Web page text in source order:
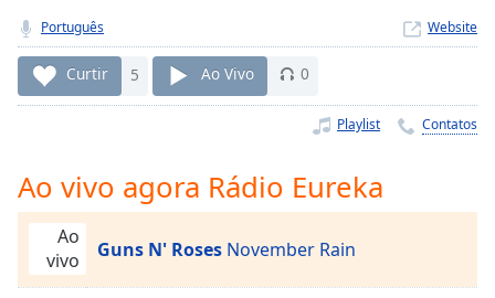
live,
currently
behind
LIVE
Remaining
1x
Playback
Chapters
Português Website
Curtir 5 Ao Vivo 0
Playlist Contatos
Ao vivo agora Rádio Eureka
Ao
vivo
Guns N' Roses November Rain